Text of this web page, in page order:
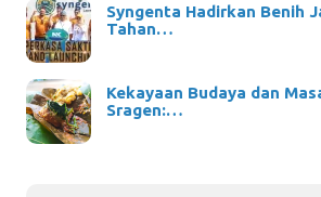
Syngenta Hadirkan Benih
Tahan…
Kekayaan Budaya dan
Sragen:…